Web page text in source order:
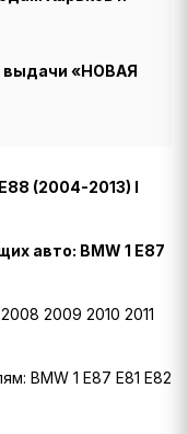
выдачи «НОВАЯ
(2004-2013) I
авто: BMW 1 E87
2009 2010 2011
BMW 1 E87 E81 E82